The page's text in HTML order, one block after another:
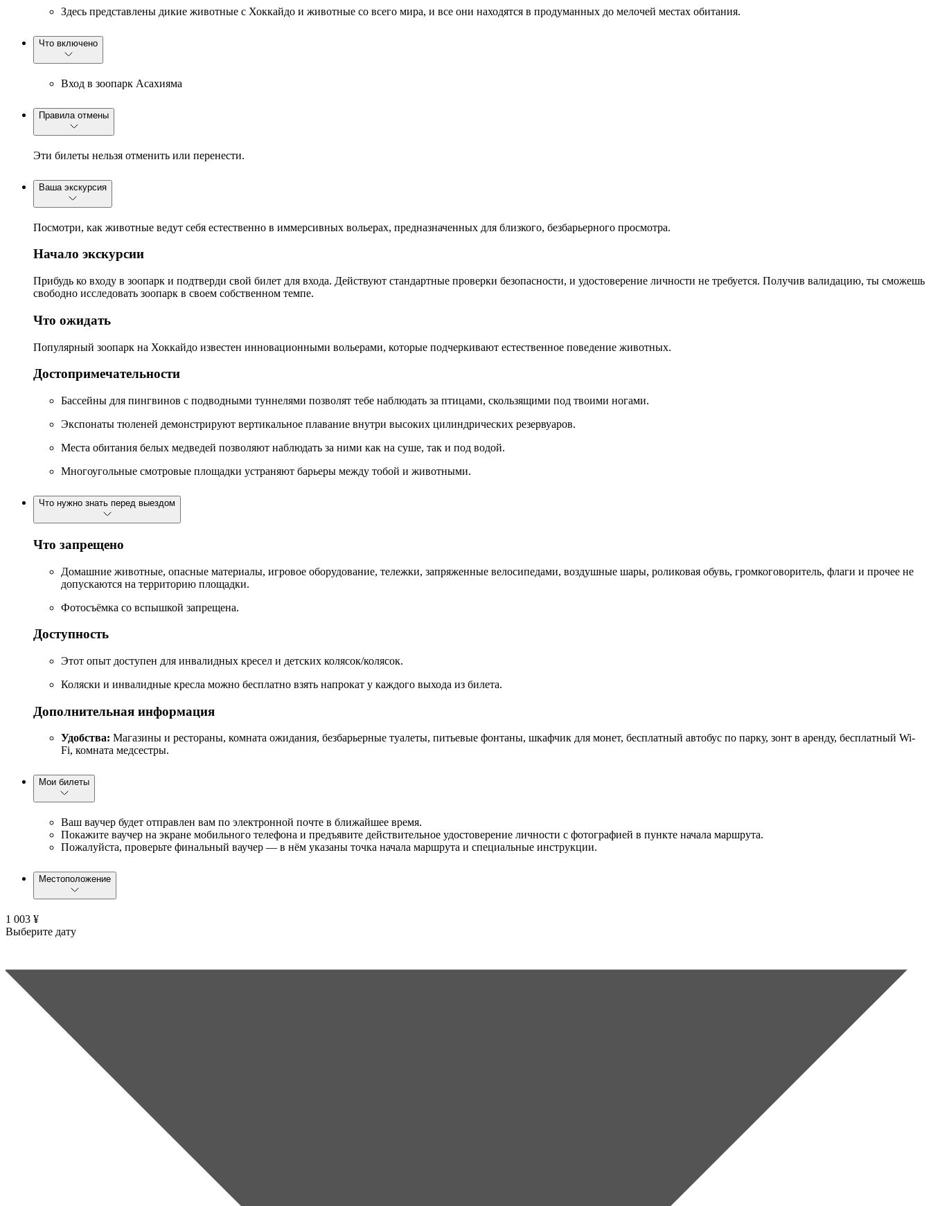
Здесь представлены дикие животные с Хоккайдо и животные со всего мира, и все они находятся в продуманных до мелочей местах обитания.
Что включено
Вход в зоопарк Асахияма
Правила отмены
Эти билеты нельзя отменить или перенести.
Ваша экскурсия
Посмотри, как животные ведут себя естественно в иммерсивных вольерах, предназначенных для близкого, безбарьерного просмотра.
Начало экскурсии
Прибудь ко входу в зоопарк и подтверди свой билет для входа. Действуют стандартные проверки безопасности, и удостоверение личности не требуется. Получив валидацию, ты сможешь
свободно исследовать зоопарк в своем собственном темпе.
Что ожидать
Популярный зоопарк на Хоккайдо известен инновационными вольерами, которые подчеркивают естественное поведение животных.
Достопримечательности
Бассейны для пингвинов с подводными туннелями позволят тебе наблюдать за птицами, скользящими под твоими ногами.
Экспонаты тюленей демонстрируют вертикальное плавание внутри высоких цилиндрических резервуаров.
Места обитания белых медведей позволяют наблюдать за ними как на суше, так и под водой.
Многоугольные смотровые площадки устраняют барьеры между тобой и животными.
Что нужно знать перед выездом
Что запрещено
Домашние животные, опасные материалы, игровое оборудование, тележки, запряженные велосипедами, воздушные шары, роликовая обувь, громкоговоритель, флаги и прочее не
допускаются на территорию площадки.
Фотосъёмка со вспышкой запрещена.
Доступность
Этот опыт доступен для инвалидных кресел и детских колясок/колясок.
Коляски и инвалидные кресла можно бесплатно взять напрокат у каждого выхода из билета.
Дополнительная информация
Удобства: Магазины и рестораны, комната ожидания, безбарьерные туалеты, питьевые фонтаны, шкафчик для монет, бесплатный автобус по парку, зонт в аренду, бесплатный Wi-
Fi, комната медсестры.
Мои билеты
Ваш ваучер будет отправлен вам по электронной почте в ближайшее время.
Покажите ваучер на экране мобильного телефона и предъявите действительное удостоверение личности с фотографией в пункте начала маршрута.
Пожалуйста, проверьте финальный ваучер — в нём указаны точка начала маршрута и специальные инструкции.
Местоположение
1 003 ¥
Выберите дату